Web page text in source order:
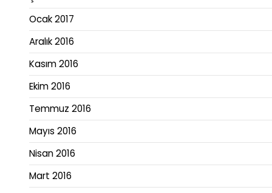
Ocak 2017
Aralık 2016
Kasım 2016
Ekim 2016
Temmuz 2016
Mayıs 2016
Nisan 2016
Mart 2016